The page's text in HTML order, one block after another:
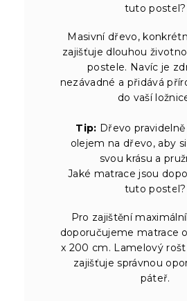
tuto postel?
Masivní dřevo,
zajišťuje dlouhou
postele. Navíc je
nezávadné a přidává
do vaší
Tip: Dřevo
olejem na dřevo, aby
svou krásu a
Jaké matrace jsou
tuto postel?
Pro zajištění
doporučujeme matrace
x 200 cm. Lamelový
zajišťuje správnou
páteř.